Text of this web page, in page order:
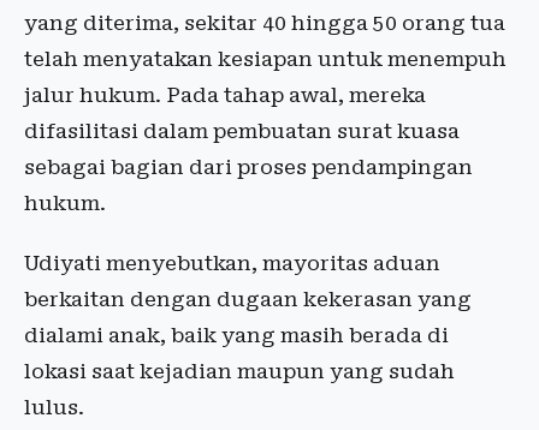
yang diterima, sekitar 40 hingga 50 orang tua
telah menyatakan kesiapan untuk menempuh
jalur hukum. Pada tahap awal, mereka
difasilitasi dalam pembuatan surat kuasa
sebagai bagian dari proses pendampingan
hukum.
Udiyati menyebutkan, mayoritas aduan
berkaitan dengan dugaan kekerasan yang
dialami anak, baik yang masih berada di
lokasi saat kejadian maupun yang sudah
lulus.